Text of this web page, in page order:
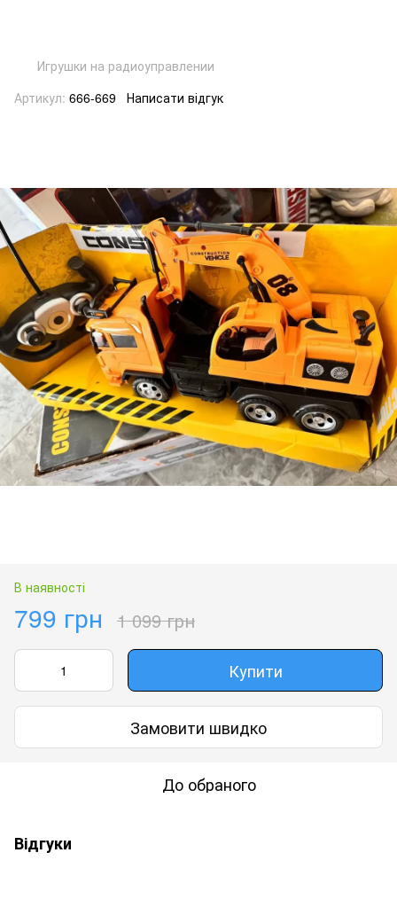
Игрушки на радиоуправлении
Артикул: 666-669 Написати відгук
В наявності
799 грн 1 099 грн
Купити
Замовити швидко
До обраного
Відгуки